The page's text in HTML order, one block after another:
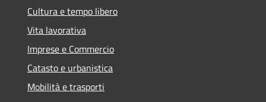
Cultura e tempo libero
Vita lavorativa
Imprese e Commercio
Catasto e urbanistica
Mobilità e trasporti